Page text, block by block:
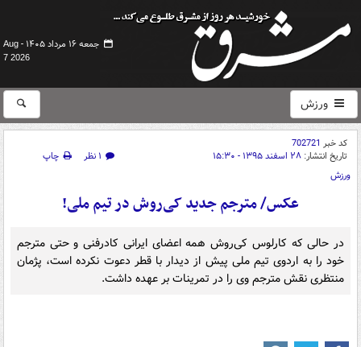
جمعه ۱۶ مرداد ۱۴۰۵ -
Aug
7 2026
ورزش
کد خبر 702721
تاریخ انتشار: ۲۸ اسفند ۱۳۹۵ - ۱۵:۳۰ ۱ نظر
چاپ
ورزش
عکس/ مترجم جدید کی‌روش در تیم ملی!
در حالی که کارلوس کی‌روش همه اعضای ایرانی کادرفنی و حتی مترجم
خود را به اردوی تیم ملی پیش از دیدار با قطر دعوت نکرده است، پژمان
منتظری نقش مترجم وی را در تمرینات بر عهده داشت.